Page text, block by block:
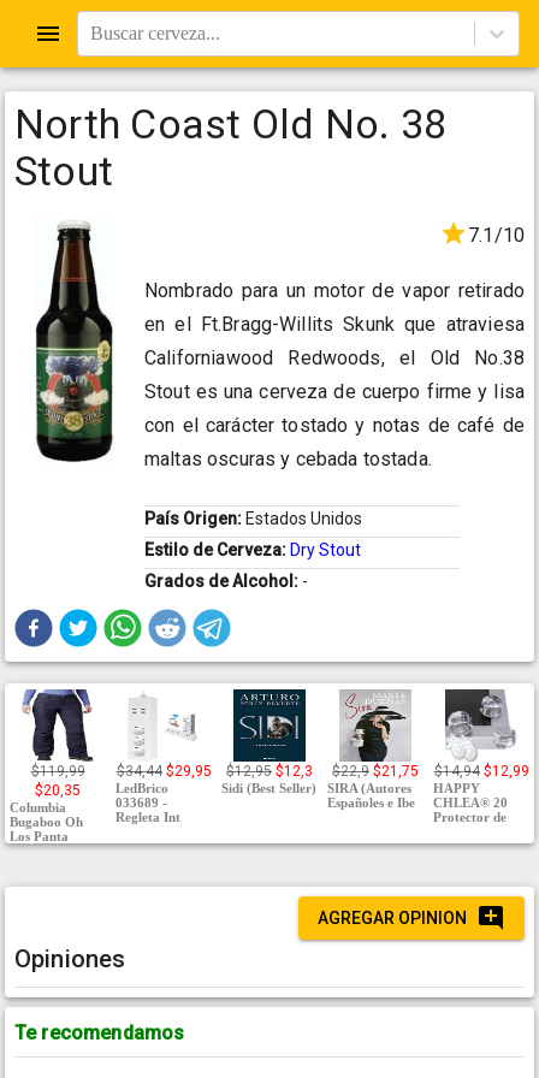
Buscar cerveza...
North Coast Old No. 38
Stout
7.1/10
Nombrado para un motor de vapor retirado
en el Ft.Bragg-Willits Skunk que atraviesa
Californiawood Redwoods, el Old No.38
Stout es una cerveza de cuerpo firme y lisa
con el carácter tostado y notas de café de
maltas oscuras y cebada tostada.
País Origen: Estados Unidos
Estilo de Cerveza: Dry Stout
Grados de Alcohol: -
$119,99
$20,35
Columbia
Bugaboo Oh
Los Panta
$34,44 $29,95
LedBrico
033689 -
Regleta Int
$12,95 $12,3
Sidi (Best Seller)
$22,9 $21,75
SIRA (Autores
Españoles e Ibe
$14,94 $12,99
HAPPY
CHLEA® 20
Protector de
AGREGAR OPINION
Opiniones
Te recomendamos